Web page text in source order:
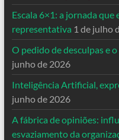
Escala 6×1: a jornada
representativa 1 de julho
O pedido de desculpas e
junho de 2026
Inteligência Artificial,
junho de 2026
A fábrica de opiniões:
esvaziamento da